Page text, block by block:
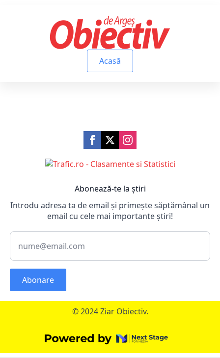
Acasă
Abonează-te la știri
Introdu adresa ta de email și primește săptămânal un
email cu cele mai importante știri!
Abonare
© 2024 Ziar Obiectiv.